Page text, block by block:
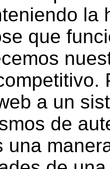
la
que
a un
de
una